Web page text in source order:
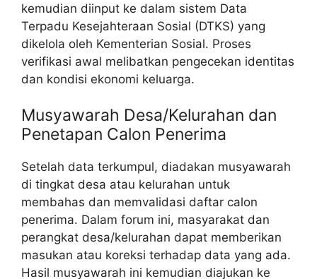
kemudian diinput ke dalam sistem Data
Terpadu Kesejahteraan Sosial (DTKS) yang
dikelola oleh Kementerian Sosial. Proses
verifikasi awal melibatkan pengecekan identitas
dan kondisi ekonomi keluarga.
Musyawarah Desa/Kelurahan dan
Penetapan Calon Penerima
Setelah data terkumpul, diadakan musyawarah
di tingkat desa atau kelurahan untuk
membahas dan memvalidasi daftar calon
penerima. Dalam forum ini, masyarakat dan
perangkat desa/kelurahan dapat memberikan
masukan atau koreksi terhadap data yang ada.
Hasil musyawarah ini kemudian diajukan ke